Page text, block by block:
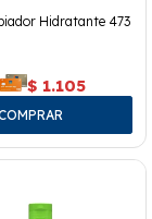
Hidratante 473
$ 1.105